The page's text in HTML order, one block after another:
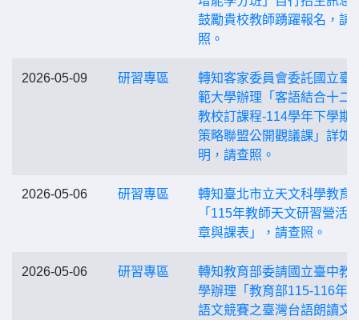
鼓勵貴校教師踴躍報名，請
照。
2026-05-09 研習專區
轉知客家委員會委託國立臺
範大學辦理「客語結合十二
教校訂課程-114學年下學期
策略聯盟公開觀議課」詳如
明，請查照。
2026-05-06 研習專區
轉知臺北市立天文科學教育
「115年教師天文研習營活
章與課表」，請查照。
2026-05-06 研習專區
轉知教育部委請國立臺中教
學辦理「教育部115-116年
語文競賽之臺灣台語朗讀文